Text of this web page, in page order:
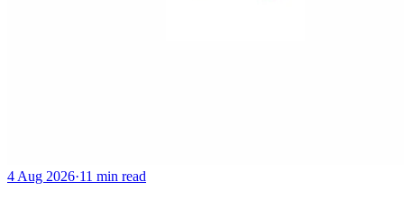
4 Aug 2026·11 min read